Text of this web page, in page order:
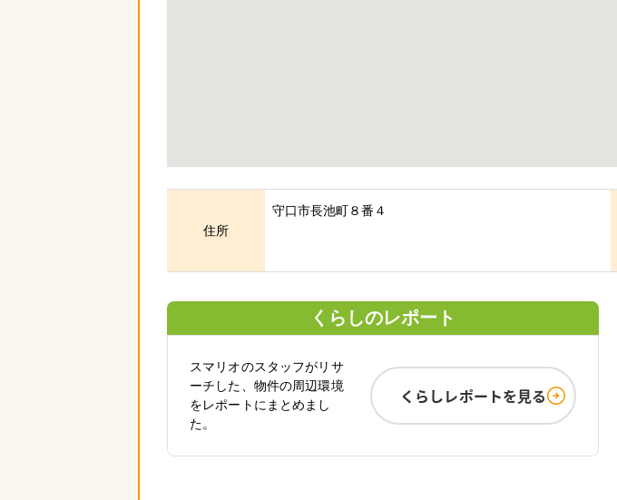
住所
守口市長池町８番４
くらしのレポート
スマリオのスタッフがリサ
ーチした、物件の周辺環境
をレポートにまとめまし
た。
くらしレポートを見る